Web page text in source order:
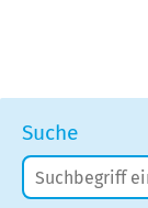
Suche